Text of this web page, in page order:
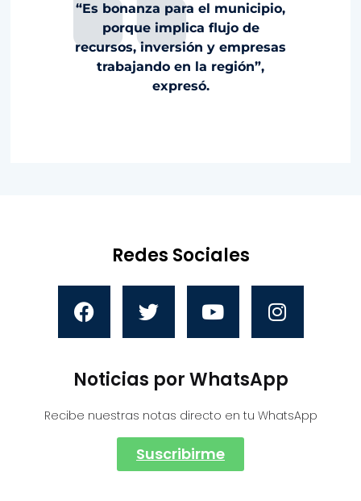
“Es bonanza para el municipio,
porque implica flujo de
recursos, inversión y empresas
trabajando en la región”,
expresó.
Redes Sociales
Noticias por WhatsApp
Recibe nuestras notas directo en tu WhatsApp
Suscribirme